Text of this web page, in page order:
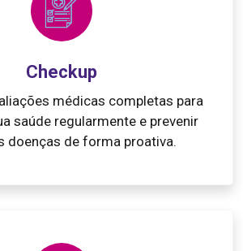
Checkup
médicas completas para
saúde regularmente e prevenir
doenças de forma proativa.